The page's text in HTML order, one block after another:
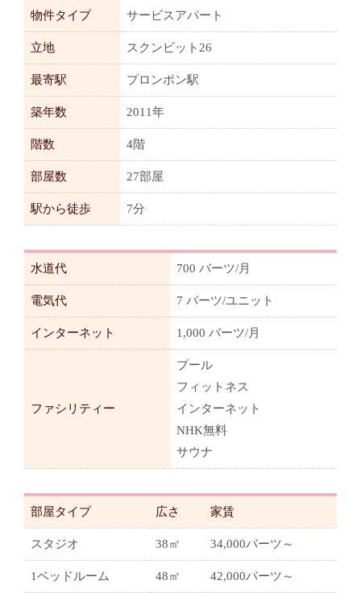
物件タイプ サービスアパート
立地 スクンビット26
最寄駅 プロンポン駅
築年数 2011年
階数 4階
部屋数 27部屋
駅から徒歩 7分
水道代 700 バーツ/月
電気代 7 バーツ/ユニット
インターネット 1,000 バーツ/月
ファシリティー
プール
フィットネス
インターネット
NHK無料
サウナ
部屋タイプ 広さ 家賃
スタジオ 38㎡ 34,000バーツ～
1ベッドルーム 48㎡ 42,000バーツ～